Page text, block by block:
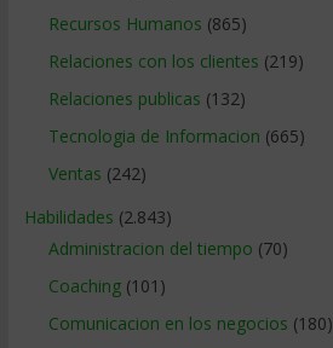
Recursos Humanos (865)
Relaciones con los clientes (219)
Relaciones publicas (132)
Tecnologia de Informacion (665)
Ventas (242)
Habilidades (2.843)
Administracion del tiempo (70)
Coaching(101)
Comunicacion en los negocios (180)